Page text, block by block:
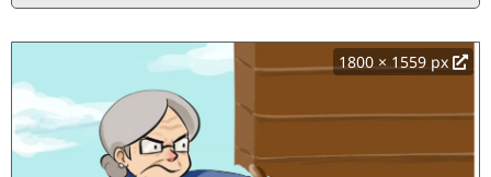
1800 × 1559 px